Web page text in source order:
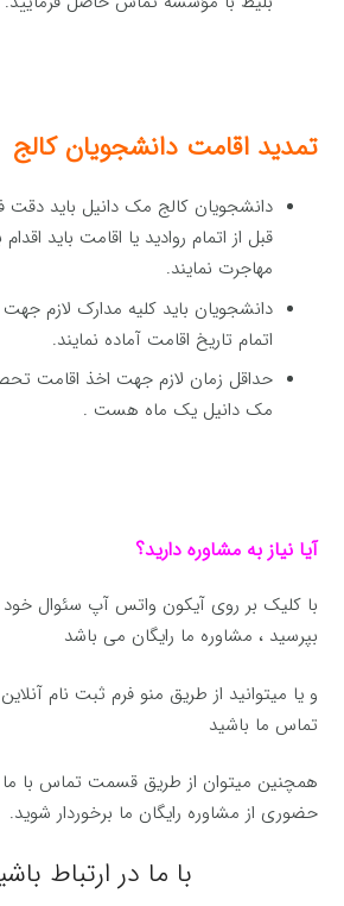
تمدید اقامت دانشجویان کالج
قبل از اتمام روادید یا اقامت باید
مهاجرت نمایند.
اتمام تاریخ اقامت آماده نمایند.
حداقل زمان لازم جهت اخذ اقامت
مک دانیل یک ماه هست .
آیا نیاز به مشاوره دارید؟
با کلیک بر روی آیکون واتس آپ سئوال خود
بپرسید ، مشاوره ما رایگان می باشد
و یا میتوانید از طریق منو فرم ثبت نام
تماس ما باشید
همچنین میتوان از طریق قسمت تماس با ما
حضوری از مشاوره رایگان ما برخوردار شوید.
با ما در ارتباط